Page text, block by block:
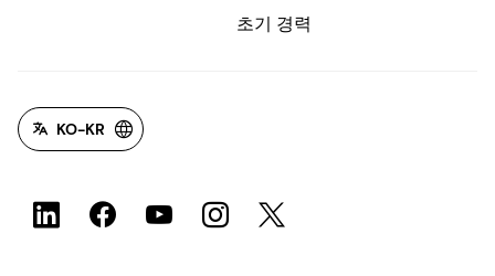
초기 경력
KO-KR